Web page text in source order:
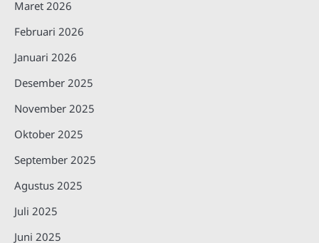
Maret 2026
Februari 2026
Januari 2026
Desember 2025
November 2025
Oktober 2025
September 2025
Agustus 2025
Juli 2025
Juni 2025